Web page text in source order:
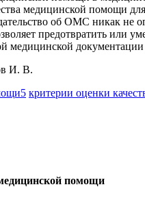
медицинской помощи
об ОМС никак
предотвратить
медицинской документации
И. В.
5 критерии оценки
помощи